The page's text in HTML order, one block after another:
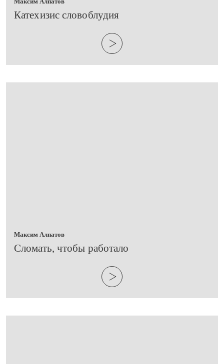
​Катехизис словоблудия
Максим Алпатов
​Сломать, чтобы работало